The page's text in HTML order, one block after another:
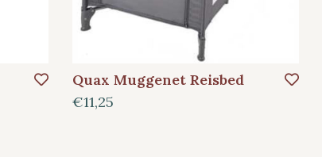
Quax Muggenet Reisbed
€11,25